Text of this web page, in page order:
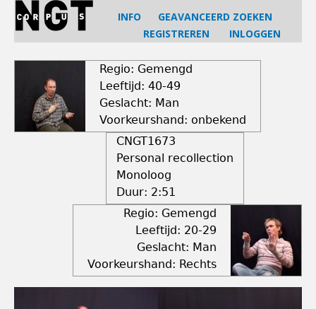
Jump
navigation
INFO
GEAVANCEERD ZOEKEN
REGISTREREN
INLOGGEN
Regio: Gemengd
Leeftijd: 40-49
Geslacht: Man
Voorkeurshand: onbekend
CNGT1673
Personal recollection
Monoloog
Duur: 2:51
Regio: Gemengd
Leeftijd: 20-29
Geslacht: Man
Voorkeurshand: Rechts